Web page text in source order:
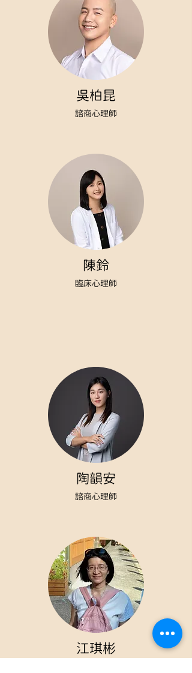
吳柏昆
諮商心理師
陳鈴
臨床心理師
陶韻安
諮商心理師
江琪彬